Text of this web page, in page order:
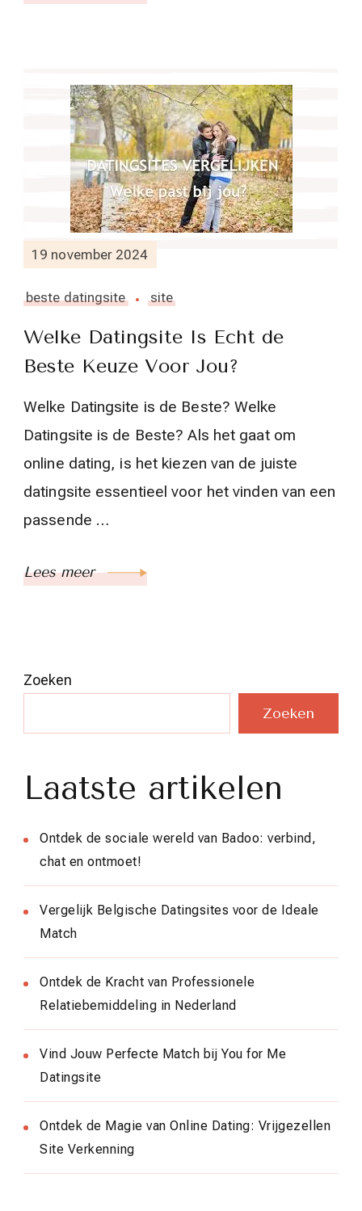
19 november 2024
beste datingsite site
Welke Datingsite Is Echt de
Beste Keuze Voor Jou?
Welke Datingsite is de Beste? Welke
Datingsite is de Beste? Als het gaat om
online dating, is het kiezen van de juiste
datingsite essentieel voor het vinden van een
passende …
Lees meer
Zoeken
Zoeken
Laatste artikelen
Ontdek de sociale wereld van Badoo: verbind,
chat en ontmoet!
Vergelijk Belgische Datingsites voor de Ideale
Match
Ontdek de Kracht van Professionele
Relatiebemiddeling in Nederland
Vind Jouw Perfecte Match bij You for Me
Datingsite
Ontdek de Magie van Online Dating: Vrijgezellen
Site Verkenning